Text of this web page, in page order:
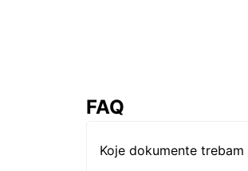
FAQ
Koje dokumente